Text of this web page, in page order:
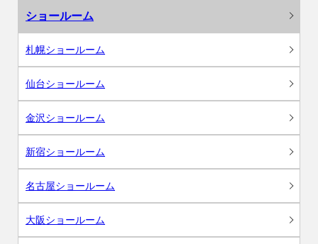
ショールーム
札幌ショールーム
仙台ショールーム
金沢ショールーム
新宿ショールーム
名古屋ショールーム
大阪ショールーム